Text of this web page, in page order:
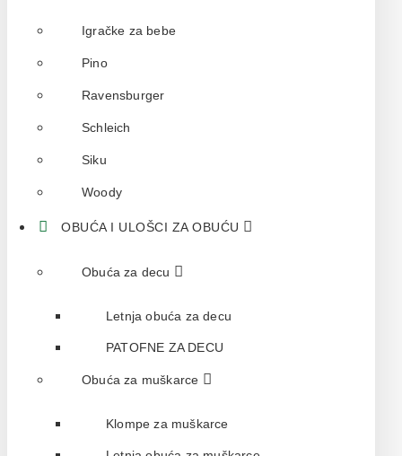
Igračke za bebe
Pino
Ravensburger
Schleich
Siku
Woody
OBUĆA I ULOŠCI ZA OBUĆU
Obuća za decu
Letnja obuća za decu
PATOFNE ZA DECU
Obuća za muškarce
Klompe za muškarce